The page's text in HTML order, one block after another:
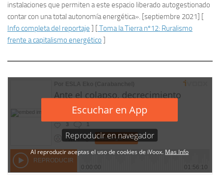
instalaciones que permiten a este espacio liberado autogestionado
contar con una total autonomía energética». [septiembre 2021] [
Info completa del reportaje ] [Toma la Tierra nº12: Ruralismo
frente a capitalismo energético ]